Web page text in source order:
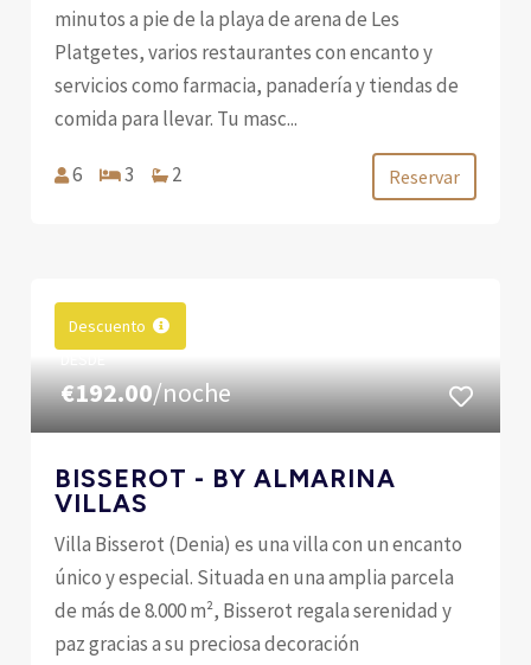
minutos a pie de la playa de arena de Les
Platgetes, varios restaurantes con encanto y
servicios como farmacia, panadería y tiendas de
comida para llevar. Tu masc...
6 3 2 Reservar
Descuento
€192.00/noche
BISSEROT - BY ALMARINA
VILLAS
Villa Bisserot (Denia) es una villa con un encanto
único y especial. Situada en una amplia parcela
de más de 8.000 m², Bisserot regala serenidad y
paz gracias a su preciosa decoración